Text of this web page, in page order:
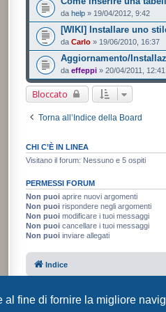
al fine di fornire la migliore
da help » 19/04/2012, 9:42
[WIKI] Installare uno
da Carlo » 19/06/2010, 16:37
Aggiornamento/
da effeppi » 20/04/2011, 12:41
Bloccato
Torna all’Indice della Board
CHI C’È IN LINEA
Visitano il forum: Nessuno e 5 ospiti
PERMESSI FORUM
Non puoi aprire nuovi argomenti
Non puoi rispondere negli argomenti
Non puoi modificare i tuoi messaggi
Non puoi cancellare i tuoi messaggi
Non puoi inviare allegati
Indice